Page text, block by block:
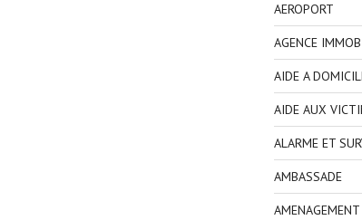
AEROPORT
AGENCE
AIDE A
AIDE AUX
ALARME ET
AMBASSADE